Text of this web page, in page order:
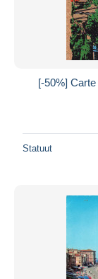
[-50%]
Statuut